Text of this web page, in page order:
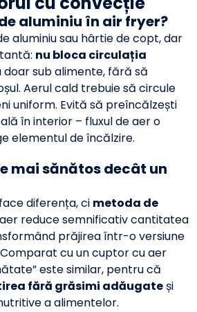
aluminiu în air fryer?
aluminiu sau hârtie de copt, dar
nu bloca circulația
doar sub alimente, fără să
Aerul cald trebuie să circule
uniform. Evită să preîncălzești
în interior – fluxul de aer o
elementul de încălzire.
mai sănătos decât un
diferența, ci metoda de
reduce semnificativ cantitatea
prăjirea într-o versiune
cu un cuptor cu aer
este similar, pentru că
fără grăsimi adăugateși
a alimentelor.